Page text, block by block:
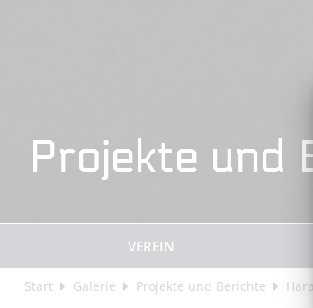
Projekte und
VEREIN
Start Galerie Projekte und Berichte